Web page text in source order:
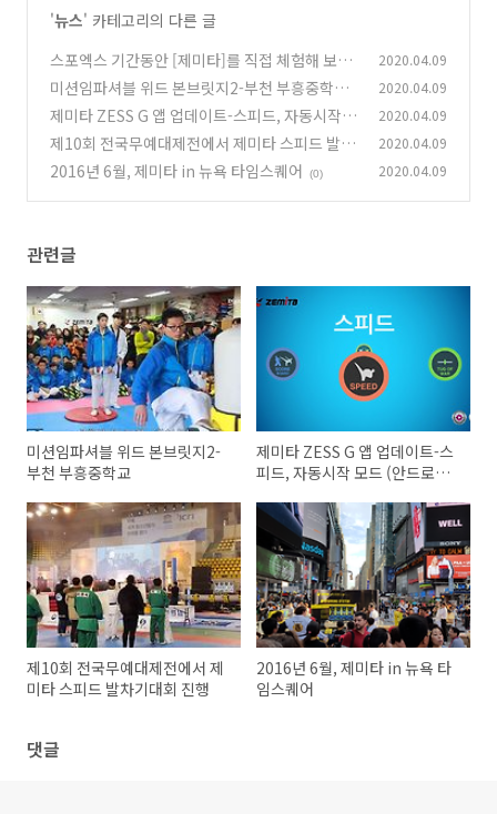
'뉴스' 카테고리의 다른 글
스포엑스 기간동안 [제미타]를 직접 체험해 보세
요.
(0)
2020.04.09
미션임파셔블 위드 본브릿지2-부천 부흥중학교
(0)
2020.04.09
제미타 ZESS G 앱 업데이트-스피드, 자동시작
모드 (안드로이드)
(0)
2020.04.09
제10회 전국무예대제전에서 제미타 스피드 발차
기대회 진행
(0)
2020.04.09
2016년 6월, 제미타 in 뉴욕 타임스퀘어 (0) 2020.04.09
관련글
미션임파셔블 위드 본브릿지2-
부천 부흥중학교
제미타 ZESS G 앱 업데이트-스
피드, 자동시작 모드 (안드로이
제10회 전국무예대제전에서 제
미타 스피드 발차기대회 진행
2016년 6월, 제미타 in 뉴욕 타
임스퀘어
댓글